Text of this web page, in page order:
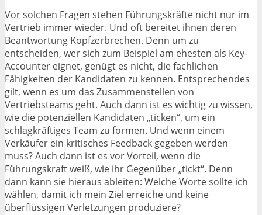
Vor solchen Fragen stehen Führungskräfte nicht nur im
Vertrieb immer wieder. Und oft bereitet ihnen deren
Beantwortung Kopfzerbrechen. Denn um zu
entscheiden, wer sich zum Beispiel am ehesten als Key-
Accounter eignet, genügt es nicht, die fachlichen
Fähigkeiten der Kandidaten zu kennen. Entsprechendes
gilt, wenn es um das Zusammenstellen von
Vertriebsteams geht. Auch dann ist es wichtig zu wissen,
wie die potenziellen Kandidaten „ticken“, um ein
schlagkräftiges Team zu formen. Und wenn einem
Verkäufer ein kritisches Feedback gegeben werden
muss? Auch dann ist es vor Vorteil, wenn die
Führungskraft weiß, wie ihr Gegenüber „tickt“. Denn
dann kann sie hieraus ableiten: Welche Worte sollte ich
wählen, damit ich mein Ziel erreiche und keine
überflüssigen Verletzungen produziere?